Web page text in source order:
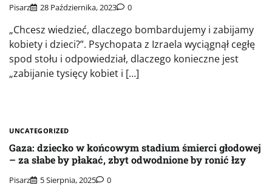
Pisarz 28 Października, 2023 0
„Chcesz wiedzieć, dlaczego bombardujemy i zabijamy
kobiety i dzieci?”. Psychopata z Izraela wyciągnął cegłę
spod stołu i odpowiedział, dlaczego konieczne jest
„zabijanie tysięcy kobiet i […]
UNCATEGORIZED
Gaza: dziecko w końcowym stadium śmierci głodowej
– za słabe by płakać, zbyt odwodnione by ronić łzy
Pisarz 5 Sierpnia, 2025 0